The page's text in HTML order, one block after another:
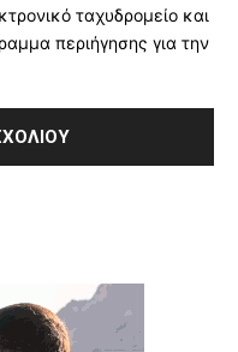
ταχυδρομείο και
περιήγησης για την